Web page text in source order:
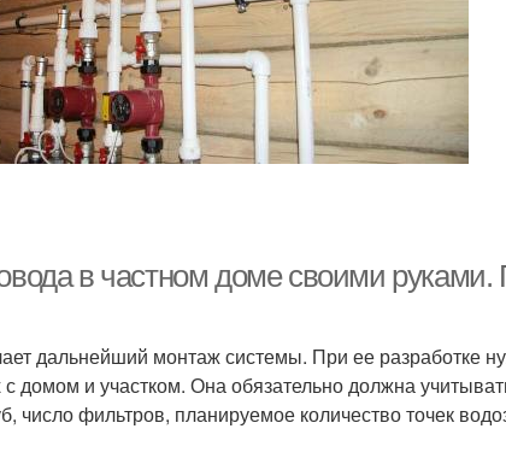
в частном доме своими
дальнейший монтаж системы. При ее разработке
домом и участком. Она обязательно должна
число фильтров, планируемое количество точек